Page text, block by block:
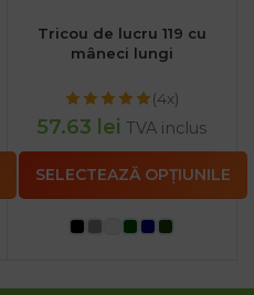
Tricou de lucru 119 cu
mâneci lungi
(4x)
57.63 lei TVA inclus
SELECTEAZĂ OPȚIUNILE